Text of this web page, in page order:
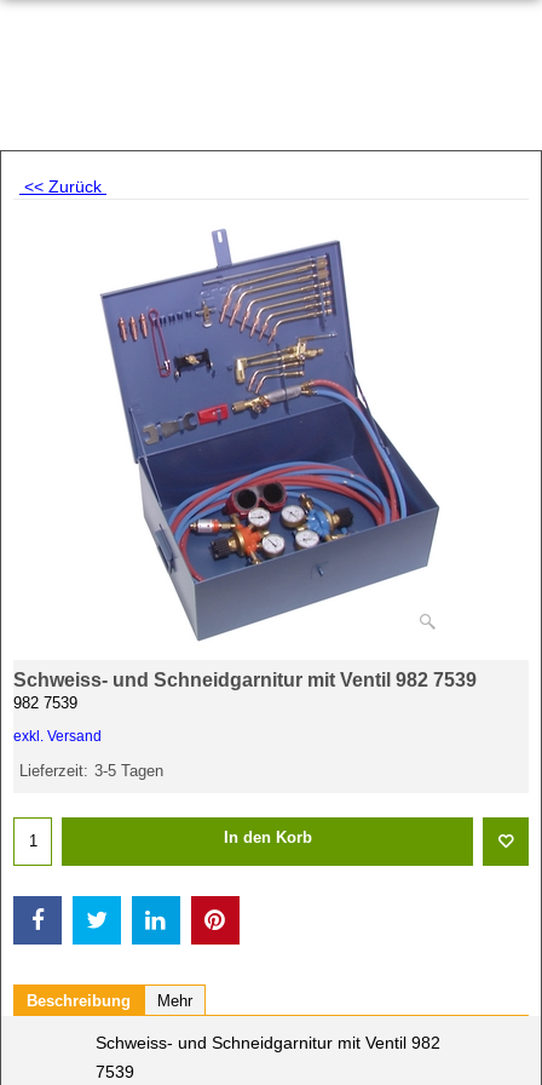
<< Zurück
Schweiss- und Schneidgarnitur mit Ventil 982 7539
982 7539
exkl. Versand
Lieferzeit: 3-5 Tagen
In den Korb
Beschreibung Mehr
Schweiss- und Schneidgarnitur mit Ventil 982
7539